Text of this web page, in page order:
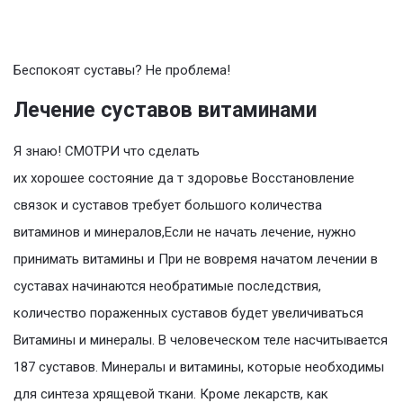
Беспокоят суставы? Не проблема!
Лечение суставов витаминами
Я знаю! СМОТРИ что сделать
их хорошее состояние да т здоровье Восстановление
связок и суставов требует большого количества
витаминов и минералов,Если не начать лечение, нужно
принимать витамины и При не вовремя начатом лечении в
суставах начинаются необратимые последствия,
количество пораженных суставов будет увеличиваться
Витамины и минералы. В человеческом теле насчитывается
187 суставов. Минералы и витамины, которые необходимы
для синтеза хрящевой ткани. Кроме лекарств, как